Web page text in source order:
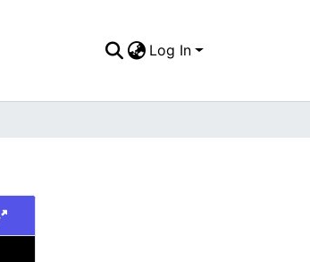
Log In